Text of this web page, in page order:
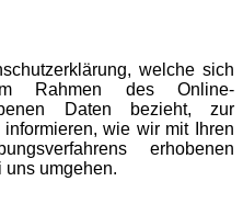
welche sich
Rahmen des Online-
Daten bezieht, zur
wie wir mit Ihren
erhobenen
uns umgehen.